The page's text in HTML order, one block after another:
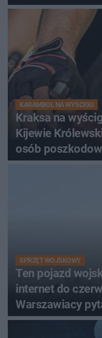
KARAMBOL NA WYŚCIGU
Kraksa na
Kijewie
osób
śmigłowiec LPR
SPRZĘT WOJSKOWY
Ten pojazd
internet do
Warszawiacy